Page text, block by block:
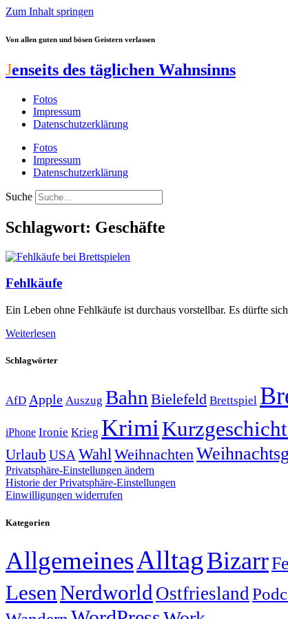
Zum Inhalt springen
Von allen guten und bösen Geistern verlassen
Jenseits des täglichen Wahnsinns
Fotos
Impressum
Datenschutzerklärung
Fotos
Impressum
Datenschutzerklärung
Suche
Schlagwort: Geschäfte
Fehlkäufe
Ein Leben ohne Fehlkäufe ist durchaus vorstellbar. Es dürfte
Weiterlesen
Schlagwörter
AfD Apple Auszug Bahn Bielefeld Brettspiel
iPhone Ironie Krieg Krimi
Urlaub USAWahlWeihnachten
Privatsphäre-Einstellungen ändern
Historie der Privatsphäre-Einstellungen
Einwilligungen widerrufen
Kategorien
AllgemeinesAlltagBizarr
Lesen Nerdworld Ostfriesland